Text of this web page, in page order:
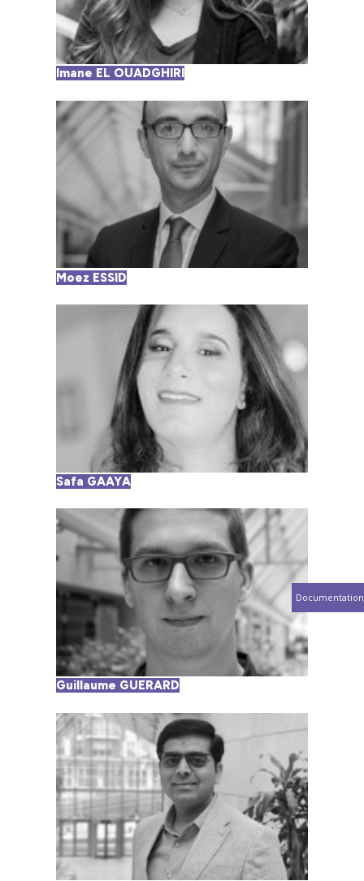
Imane EL OUADGHIRI
Moez ESSID
Safa GAAYA
Guillaume GUERARD
Documentation